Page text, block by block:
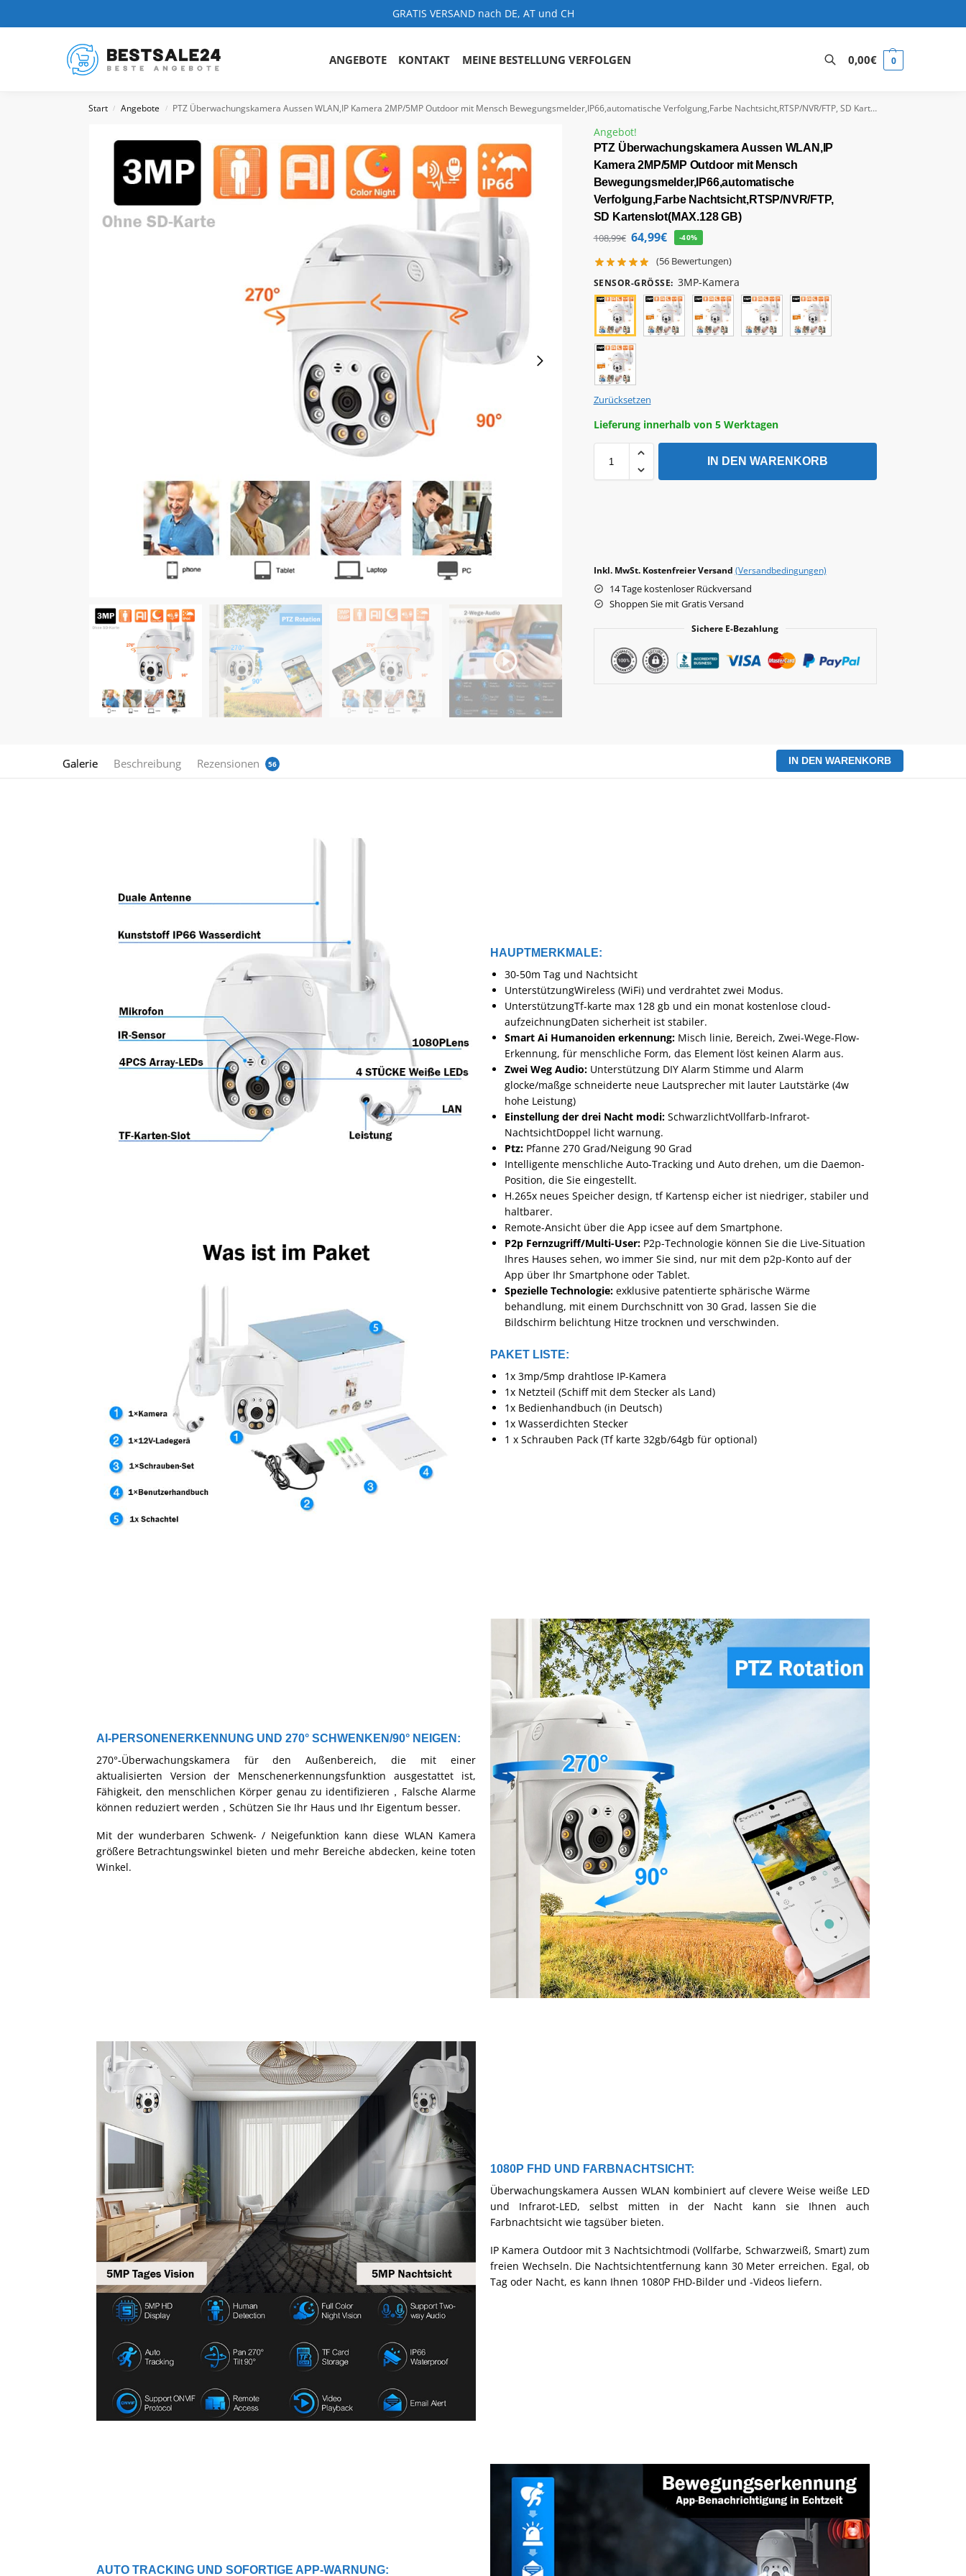
GRATIS VERSAND nach DE, AT und CH
ANGEBOTE KONTAKT MEINE BESTELLUNG VERFOLGEN 0,00€ 0
Start / Angebote / PTZ Überwachungskamera Aussen WLAN,IP Kamera 2MP/5MP Outdoor mit Mensch Bewegungsmelder,IP66,automatische Verfolgung,Farbe Nachtsicht,RTSP/NVR/FTP, SD Kartenslot(MAX.128 GB)
Angebot!
PTZ Überwachungskamera Aussen WLAN,IP
Kamera 2MP/5MP Outdoor mit Mensch
Bewegungsmelder,IP66,automatische
Verfolgung,Farbe Nachtsicht,RTSP/NVR/FTP,
SD Kartenslot(MAX.128 GB)
108,99€ 64,99€ -40%
(56Bewertungen)
SENSOR-GRÖSSE : 3MP-Kamera
Zurücksetzen
Lieferung innerhalb von 5 Werktagen
IN DEN WARENKORB
Inkl. MwSt. Kostenfreier Versand (Versandbedingungen)
14 Tage kostenloser Rückversand
Shoppen Sie mit Gratis Versand
Sichere E-Bezahlung
Galerie Beschreibung Rezensionen 56 IN DEN WARENKORB
HAUPTMERKMALE:
30-50m Tag und Nachtsicht
UnterstützungWireless (WiFi) und verdrahtet zwei Modus.
UnterstützungTf-karte max 128 gb und ein monat kostenlose cloud-
aufzeichnungDaten sicherheit ist stabiler.
Smart Ai Humanoiden erkennung: Misch linie, Bereich, Zwei-Wege-Flow-
Erkennung, für menschliche Form, das Element löst keinen Alarm aus.
Zwei Weg Audio: Unterstützung DIY Alarm Stimme und Alarm
glocke/maßge schneiderte neue Lautsprecher mit lauter Lautstärke (4w
hohe Leistung)
Einstellung der drei Nacht modi: SchwarzlichtVollfarb-Infrarot-
NachtsichtDoppel licht warnung.
Ptz: Pfanne 270 Grad/Neigung 90 Grad
Intelligente menschliche Auto-Tracking und Auto drehen, um die Daemon-
Position, die Sie eingestellt.
H.265x neues Speicher design, tf Kartensp eicher ist niedriger, stabiler und
haltbarer.
Remote-Ansicht über die App icsee auf dem Smartphone.
P2p Fernzugriff/Multi-User: P2p-Technologie können Sie die Live-Situation
Ihres Hauses sehen, wo immer Sie sind, nur mit dem p2p-Konto auf der
App über Ihr Smartphone oder Tablet.
Spezielle Technologie: exklusive patentierte sphärische Wärme
behandlung, mit einem Durchschnitt von 30 Grad, lassen Sie die
Bildschirm belichtung Hitze trocknen und verschwinden.
PAKET LISTE:
1x 3mp/5mp drahtlose IP-Kamera
1x Netzteil (Schiff mit dem Stecker als Land)
1x Bedienhandbuch (in Deutsch)
1x Wasserdichten Stecker
1 x Schrauben Pack (Tf karte 32gb/64gb für optional)
AI-PERSONENERKENNUNG UND 270° SCHWENKEN/90° NEIGEN:
270°-Überwachungskamera für den Außenbereich, die mit einer
aktualisierten Version der Menschenerkennungsfunktion ausgestattet ist,
Fähigkeit, den menschlichen Körper genau zu identifizieren，Falsche Alarme
können reduziert werden，Schützen Sie Ihr Haus und Ihr Eigentum besser.
Mit der wunderbaren Schwenk- / Neigefunktion kann diese WLAN Kamera
größere Betrachtungswinkel bieten und mehr Bereiche abdecken, keine toten
Winkel.
1080P FHD UND FARBNACHTSICHT:
Überwachungskamera Aussen WLAN kombiniert auf clevere Weise weiße LED
und Infrarot-LED, selbst mitten in der Nacht kann sie Ihnen auch
Farbnachtsicht wie tagsüber bieten.
IP Kamera Outdoor mit 3 Nachtsichtmodi (Vollfarbe, Schwarzweiß, Smart) zum
freien Wechseln. Die Nachtsichtentfernung kann 30 Meter erreichen. Egal, ob
Tag oder Nacht, es kann Ihnen 1080P FHD-Bilder und -Videos liefern.
AUTO TRACKING UND SOFORTIGE APP-WARNUNG: